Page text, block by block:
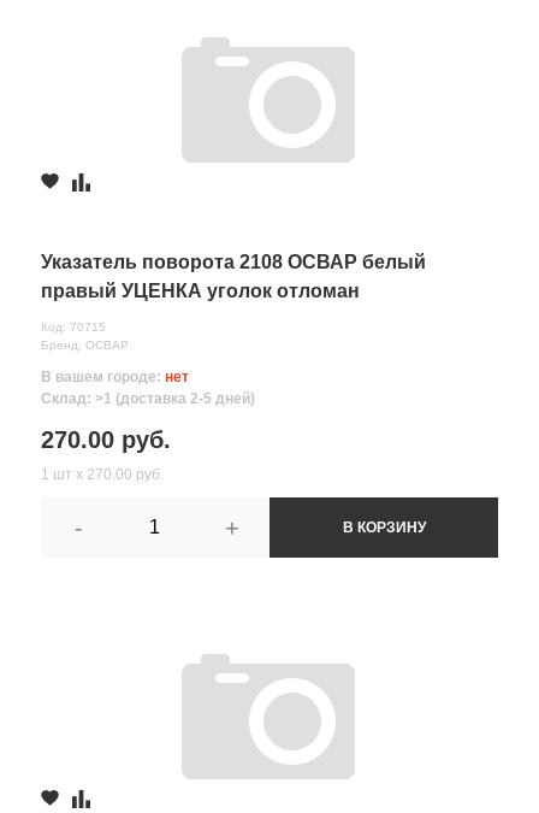
Указатель поворота 2108 ОСВАР белый
правый УЦЕНКА уголок отломан
Код: 70715
Бренд: ОСВАР
В вашем городе: нет
Склад: >1 (доставка 2-5 дней)
270.00 руб.
1 шт х 270.00 руб.
- + В КОРЗИНУ